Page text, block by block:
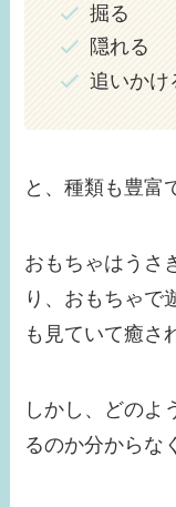
掘る
隠れる
追いかけ
と、種類も豊富
おもちゃはうさ
り、おもちゃで
も見ていて癒さ
しかし、どのよ
るのか分からな